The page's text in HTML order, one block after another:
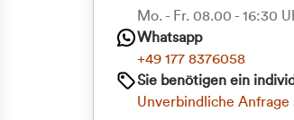
Mo. - Fr. 08.00 - 16:30
Whatsapp
+49 177 8376058
Sie benötigen ein
Unverbindliche Anfrage